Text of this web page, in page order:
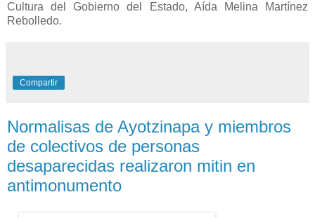
Cultura del Gobierno del Estado, Aída Melina Martínez
Rebolledo.
Compartir
Normalisas de Ayotzinapa y miembros
de colectivos de personas
desaparecidas realizaron mitin en
antimonumento